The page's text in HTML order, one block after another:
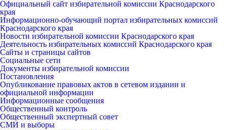
Официальный сайт избирательной комиссии Краснодарского
края
Информационно-обучающий портал избирательных комиссий
Краснодарского края
Новости избирательной комиссии Краснодарского края
Деятельность избирательных комиссий Краснодарского края
Сайты и страницы сайтов
Социальные сети
Документы избирательной комиссии
Постановления
Опубликование правовых актов в сетевом издании и
официальной информации
Информационные сообщения
Общественный контроль
Общественный экспертный совет
СМИ и выборы